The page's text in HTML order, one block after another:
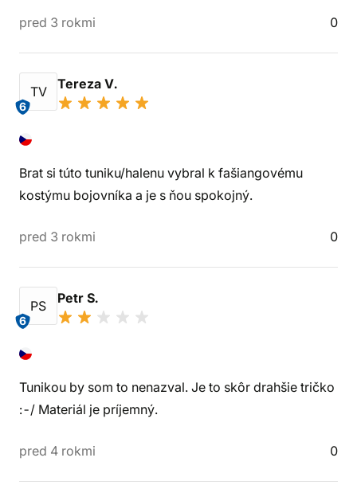
pred 3 rokmi 0
TV
6
Tereza V.
Brat si túto tuniku/halenu vybral k fašiangovému
kostýmu bojovníka a je s ňou spokojný.
pred 3 rokmi 0
PS
6
Petr S.
Tunikou by som to nenazval. Je to skôr drahšie tričko
:-/ Materiál je príjemný.
pred 4 rokmi 0